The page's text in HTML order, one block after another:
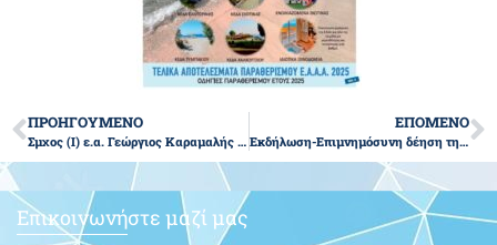
ΠΡΟΗΓΟΥΜΕΝΟ
Σμχος (Ι) ε.α. Γεώργιος Καραμαλής του Ιωάννη
ΕΠΟΜΕΝΟ
Εκδήλωση-Επιμνημόσυνη δέηση της ΕΑΑΑ υπέρ Πεσόντων για την Πατρίδα Αεροπόρων
Επικοινωνήστε μαζί μας